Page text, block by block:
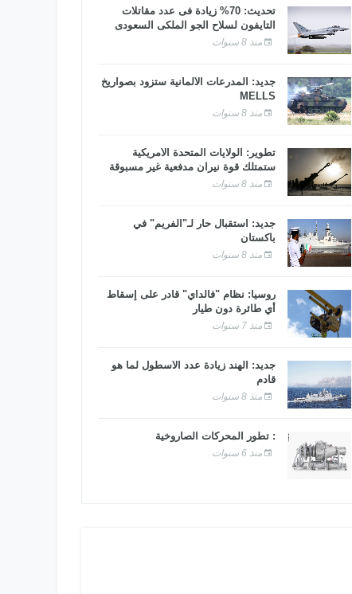
تحديث: 70% زيادة فى عدد مقاتلات
التايفون لسلاح الجو الملكى السعودى
منذ 8 سنوات
جديد: المدرعات الألمانية ستزود بصواريخ
MELLS
منذ 8 سنوات
تطوير: الولايات المتحدة الأمريكية
ستمتلك قوة نيران مدفعية غير مسبوقة
منذ 8 سنوات
جديد: استقبال حار لـ"الفريم" في
باكستان
منذ 8 سنوات
روسيا: نظام "فالداي" قادر على إسقاط
أي طائرة دون طيار
منذ 7 سنوات
جديد: الهند زيادة عدد الأسطول لما هو
قادم
منذ 8 سنوات
: تطور المحركات الصاروخية
منذ 6 سنوات